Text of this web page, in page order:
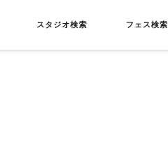
スタジオ検索 フェス検索